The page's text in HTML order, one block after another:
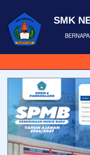
SMK